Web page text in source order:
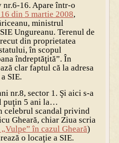
nr.6-16. Apare într-o
din 5 martie 2008,
ministrul
Ungureanu. Terenul de
din proprietatea
în scopul
îndreptăţită”. În
clar faptul că la adresa
SIE.
nr.8, sector 1. Şi aici s-a
puţin 5 ani la…
celebrul scandal privind
Gheară, chiar Ziua scria
în cazul Gheară)
o locaţie a SIE.